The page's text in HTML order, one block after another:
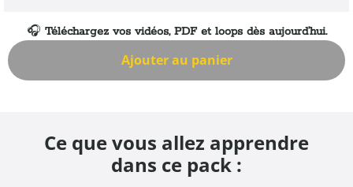
🎧 Téléchargez vos vidéos, PDF et loops dès aujourd’hui.
Ajouter au panier
Ce que vous allez apprendre
dans ce pack :